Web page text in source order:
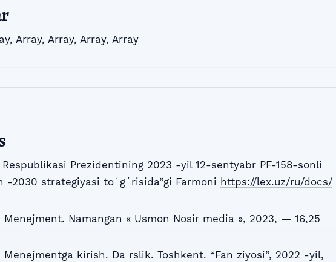
, Array, Array, Array, Array
Prezidentining 2023 -yil 12-sentyabr PF-158-sonli
-2030 strategiyasi toʻgʻrisida”gi Farmoni https://lex.uz/ru/docs/
Menejment. Namangan « Usmon Nosir media », 2023, — 16,25
Menejmentga kirish. Da rslik. Toshkent. “Fan ziyosi”, 2022 -yil,